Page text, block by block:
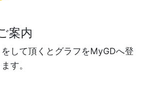
案内
して頂くとグラフをMyGDへ登
す。